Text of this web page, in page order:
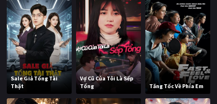
Sale Giả Tổng Tài
Thật
Vợ Cũ Của Tôi Là Sếp
Tổng
Tăng Tốc Về Phía Em